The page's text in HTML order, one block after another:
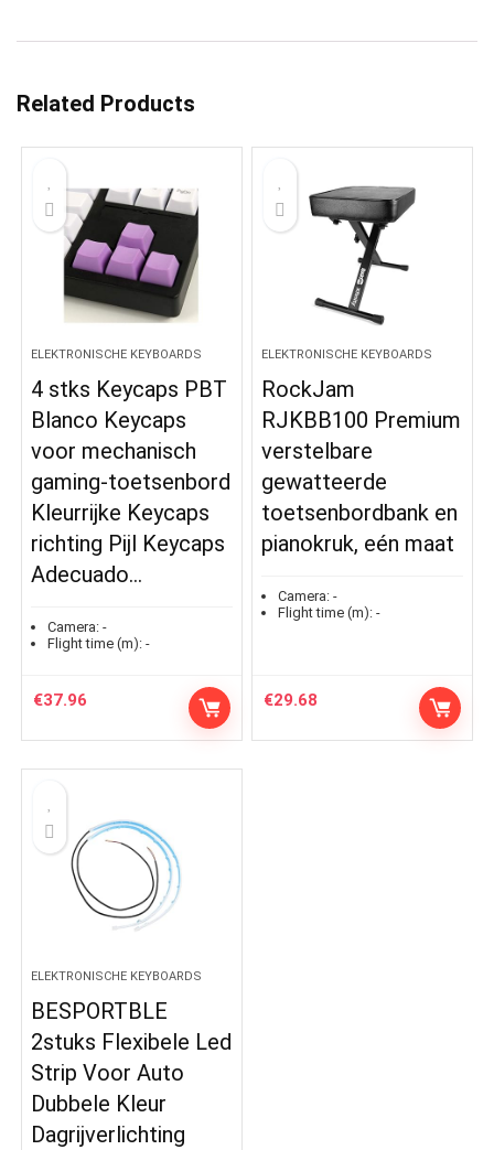
Related Products
ELEKTRONISCHE KEYBOARDS
4 stks Keycaps PBT
Blanco Keycaps
voor mechanisch
gaming-toetsenbord
Kleurrijke Keycaps
richting Pijl Keycaps
Adecuado…
Camera: -
Flight time (m): -
€37.96
ELEKTRONISCHE KEYBOARDS
RockJam
RJKBB100 Premium
verstelbare
gewatteerde
toetsenbordbank en
pianokruk, eén maat
Camera: -
Flight time (m): -
€29.68
ELEKTRONISCHE KEYBOARDS
BESPORTBLE
2stuks Flexibele Led
Strip Voor Auto
Dubbele Kleur
Dagrijverlichting